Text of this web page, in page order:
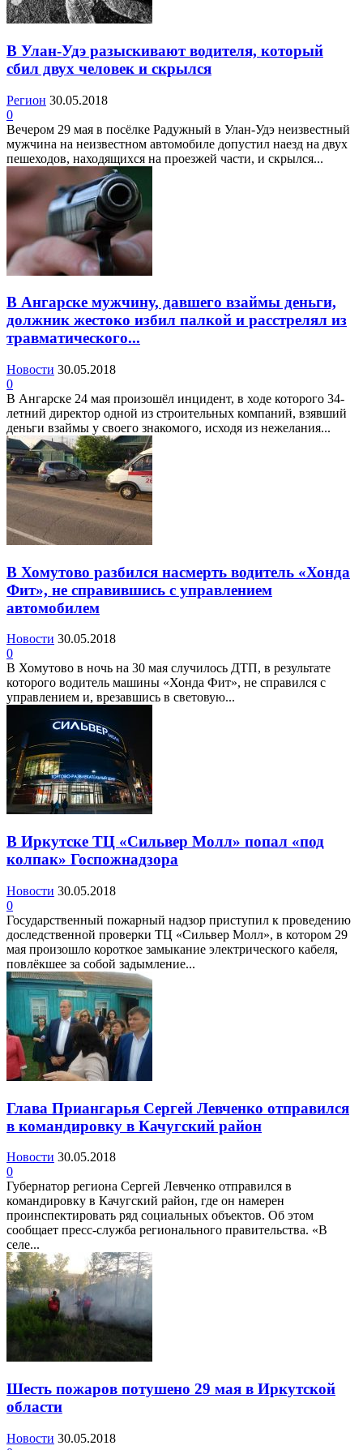
В Улан-Удэ разыскивают водителя, который
сбил двух человек и скрылся
Регион 30.05.2018
0
Вечером 29 мая в посёлке Радужный в Улан-Удэ неизвестный
мужчина на неизвестном автомобиле допустил наезд на двух
пешеходов, находящихся на проезжей части, и скрылся...
В Ангарске мужчину, давшего взаймы деньги,
должник жестоко избил палкой и расстрелял из
травматического...
Новости 30.05.2018
0
В Ангарске 24 мая произошёл инцидент, в ходе которого 34-
летний директор одной из строительных компаний, взявший
деньги взаймы у своего знакомого, исходя из нежелания...
В Хомутово разбился насмерть водитель «Хонда
Фит», не справившись с управлением
автомобилем
Новости 30.05.2018
0
В Хомутово в ночь на 30 мая случилось ДТП, в результате
которого водитель машины «Хонда Фит», не справился с
управлением и, врезавшись в световую...
В Иркутске ТЦ «Сильвер Молл» попал «под
колпак» Госпожнадзора
Новости 30.05.2018
0
Государственный пожарный надзор приступил к проведению
доследственной проверки ТЦ «Сильвер Молл», в котором 29
мая произошло короткое замыкание электрического кабеля,
повлёкшее за собой задымление...
Глава Приангарья Сергей Левченко отправился
в командировку в Качугский район
Новости 30.05.2018
0
Губернатор региона Сергей Левченко отправился в
командировку в Качугский район, где он намерен
проинспектировать ряд социальных объектов. Об этом
сообщает пресс-служба регионального правительства. «В
селе...
Шесть пожаров потушено 29 мая в Иркутской
области
Новости 30.05.2018